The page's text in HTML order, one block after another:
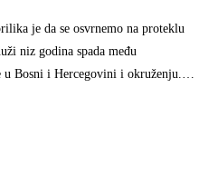
je da se osvrnemo na proteklu
niz godina spada među
u Bosni i Hercegovini i okruženju.…